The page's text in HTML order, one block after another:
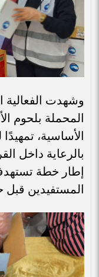
وشهدت
المحملة بلحوم
الأساسية،
بالرعاية داخل
إطار خطة
المستفيدين قبل